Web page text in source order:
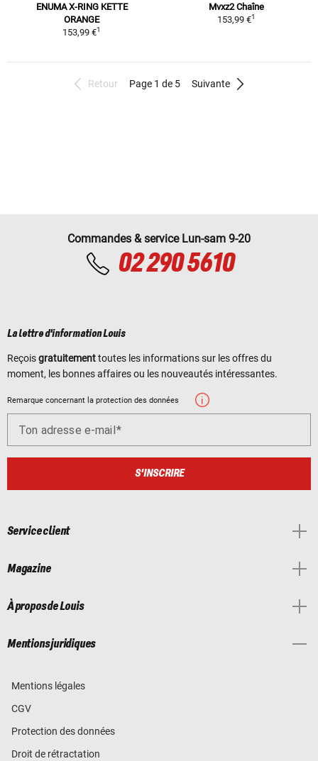
ENUMA X-RING KETTE
ORANGE
153,99 €1
Mvxz2 Chaîne
153,99 €1
Retour Page 1 de 5 Suivante
Commandes & service Lun-sam 9-20
02 290 5610
La lettre d'information Louis
Reçoisgratuitementtoutes les informations sur les offres du
moment, les bonnes affaires ou les nouveautés intéressantes.
Remarque concernant la protection des données
Ton adresse e-mail
S'INSCRIRE
Service client
Magazine
À propos de Louis
Mentions juridiques
Mentions légales
CGV
Protection des données
Droit de rétractation